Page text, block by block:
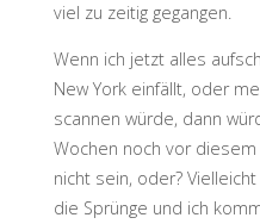
viel zu zeitig gegangen.
Wenn ich jetzt alles
New York einfällt, oder
scannen würde, dann
Wochen noch vor
nicht sein, oder?
die Sprünge und ich